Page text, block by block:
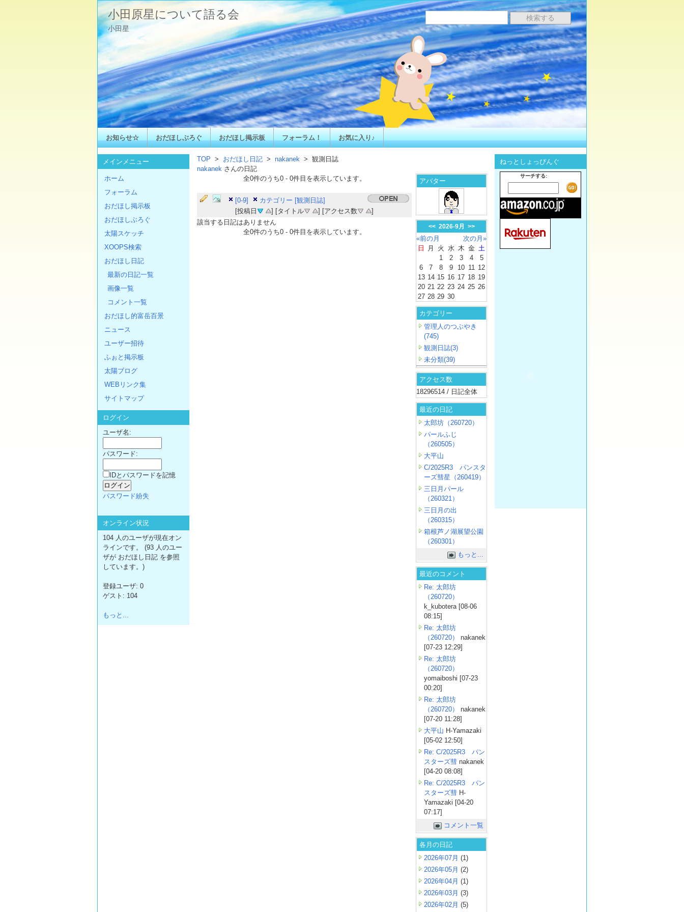
小田原星について語る会
小田星
お知らせ☆ おだほしぶろぐ おだほし掲示板 フォーラム！ お気に入り♪
TOP > おだほし日記 > nakanek > 観測日誌
nakanek さんの日記
全0件のうち0- 0件目を表示しています。
[0-9]
カテゴリー [観測日誌]
[投稿日
] [タイトル ] [アクセス数
]
該当する日記はありません
全0件のうち0- 0件目を表示しています。
アバター
<< 2026-9月 >>
«前の月
次の月»
日
月 火 水 木 金 土
1
2 3 4
5
6
7 8 9 10 11 12
13 14 15 16 17 18 19
20 21 22 23 24 25 26
27 28 29 30
カテゴリー
管理人のつぶやき
(745)
観測日誌(3)
未分類(39)
アクセス数
18296514 / 日記全体
最近の日記
太郎坊（260720）
パールふじ
（260505）
大平山
C/2025R3 パンスタ
ーズ彗星（260419）
三日月パール
（260321）
三日月の出
（260315）
箱根芦ノ湖展望公園
（260301）
もっと...
最近のコメント
Re: 太郎坊
（260720）
k_kubotera [08-06
08:15]
Re: 太郎坊
（260720）
nakanek
[07-23 12:29]
Re: 太郎坊
（260720）
yomaiboshi [07-23
00:20]
Re: 太郎坊
（260720）
nakanek
[07-20 11:28]
大平山 H-Yamazaki
[05-02 12:50]
Re: C/2025R3 パン
スターズ彗 nakanek
[04-20 08:08]
Re: C/2025R3 パン
スターズ彗 H-
Yamazaki [04-20
07:17]
コメント一覧
各月の日記
2026年07月 (1)
2026年05月 (2)
2026年04月 (1)
2026年03月 (3)
2026年02月 (5)
メインメニュー
ホーム
フォーラム
おだほし掲示板
おだほしぶろぐ
太陽スケッチ
XOOPS検索
おだほし日記
最新の日記一覧
画像一覧
コメント一覧
おだほし的富岳百景
ニュース
ユーザー招待
ふぉと掲示板
太陽ブログ
WEBリンク集
サイトマップ
ログイン
ユーザ名:
パスワード:
IDとパスワードを記憶
パスワード紛失
オンライン状況
104 人のユーザが現在オン
ラインです。 (93 人のユー
ザが おだほし日記 を参照
しています。)
登録ユーザ: 0
ゲスト: 104
もっと...
ねっとしょっぴんぐ
サーチする: